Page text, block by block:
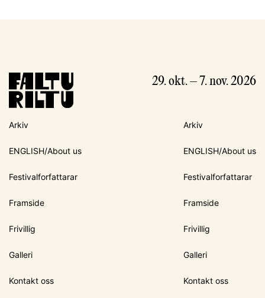
29. okt. – 7. nov. 2026
Arkiv
ENGLISH/About us
Festivalforfattarar
Framside
Frivillig
Galleri
Kontakt oss
Arkiv
ENGLISH/About us
Festivalforfattarar
Framside
Frivillig
Galleri
Kontakt oss